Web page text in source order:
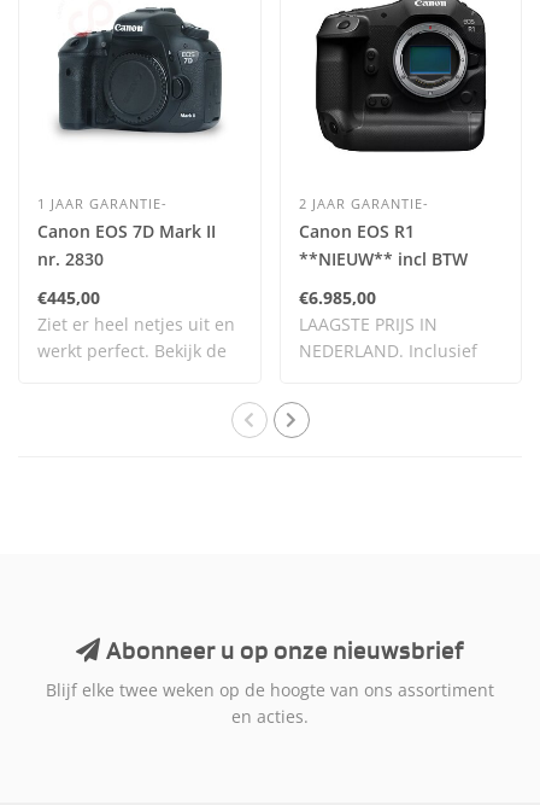
1 JAAR GARANTIE-
Canon EOS 7D Mark II
nr. 2830
€445,00
Ziet er heel netjes uit en
werkt perfect. Bekijk de
2 JAAR GARANTIE-
Canon EOS R1
**NIEUW** incl BTW
€6.985,00
LAAGSTE PRIJS IN
NEDERLAND. Inclusief
Abonneer u op onze nieuwsbrief
Blijf elke twee weken op de hoogte van ons assortiment
en acties.